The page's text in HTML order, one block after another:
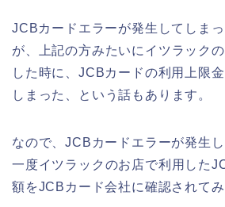
JCBカードエラーが発生してしま
が、上記の方みたいにイツラック
した時に、JCBカードの利用上限
しまった、という話もあります。
なので、JCBカードエラーが発生し
一度イツラックのお店で利用した
額をJCBカード会社に確認されて